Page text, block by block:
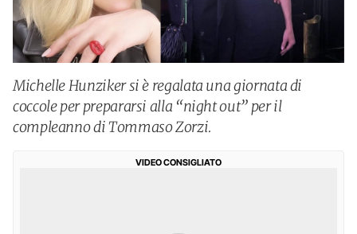
Michelle Hunziker si è regalata una giornata di
coccole per prepararsi alla “night out” per il
compleanno di Tommaso Zorzi.
VIDEO CONSIGLIATO